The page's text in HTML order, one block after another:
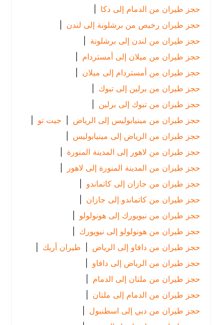
حجز طيران من الدمام إلى دكا |
حجز طيران رخيص من برشلونة إلى لندن
|
حجز طيران من لندن إلى برشلونة
|
حجز طيران من ميلان إلى أمستردام |
حجز طيران من أمستردام إلى ميلان |
حجز طيران من برلين إلى تبوك
|
حجز طيران من تبوك إلى برلين |
حجز طيران من مينيابوليس إلى الرياض
| جيت تو |
حجز طيران من الرياض إلى مينيابوليس |
حجز طيران من لاهور إلى المدينة المنورة |
حجز طيران من المدينة المنورة إلى لاهور |
حجز طيران من جازان إلى كاتماندو |
حجز طيران من كاتماندو إلى جازان
|
حجز طيران من نيويورك إلى هونولولو |
حجز طيران من هونولولو إلى نيويورك |
حجز طيران من دافاو إلى الرياض
| طيران أريك
|
حجز طيران من الرياض إلى دافاو
|
حجز طيران من ملتان إلى الدمام
|
حجز طيران من الدمام إلى ملتان |
حجز طيران من دبي إلى اسطنبول |